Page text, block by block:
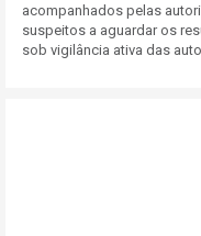
acompanhados pelas
suspeitos a aguardar os
sob vigilância ativa das